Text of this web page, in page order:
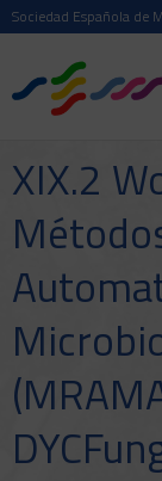
Sociedad Española de
XIX.2